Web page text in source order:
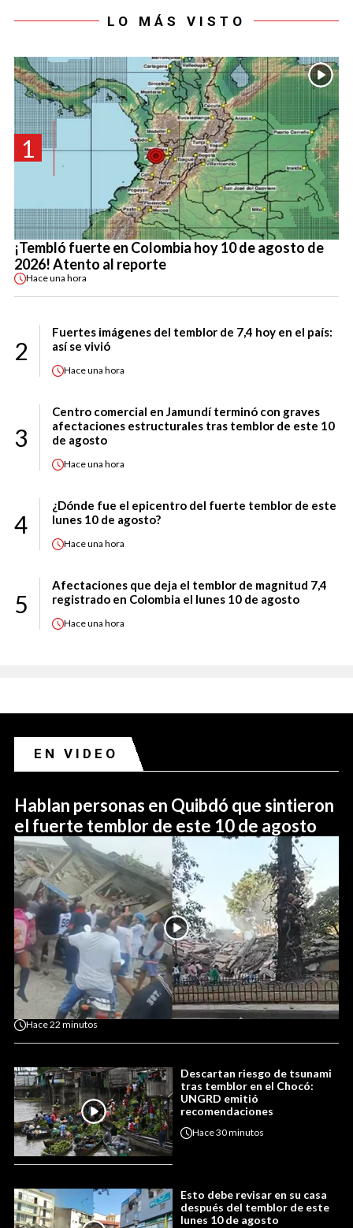
LO MÁS VISTO
1
¡Tembló fuerte en Colombia hoy 10 de agosto de
2026! Atento al reporte
Haceuna hora
2
Fuertes imágenes del temblor de 7,4 hoy en el país:
así se vivió
Haceuna hora
3
Centro comercial en Jamundí terminó con graves
afectaciones estructurales tras temblor de este 10
de agosto
Haceuna hora
4
¿Dónde fue el epicentro del fuerte temblor de este
lunes 10 de agosto?
Haceuna hora
5
Afectaciones que deja el temblor de magnitud 7,4
registrado en Colombia el lunes 10 de agosto
Haceuna hora
EN VIDEO
Hablan personas en Quibdó que sintieron
el fuerte temblor de este 10 de agosto
Hace22 minutos
Descartan riesgo de tsunami
tras temblor en el Chocó:
UNGRD emitió
recomendaciones
Hace30 minutos
Esto debe revisar en su casa
después del temblor de este
lunes 10 de agosto